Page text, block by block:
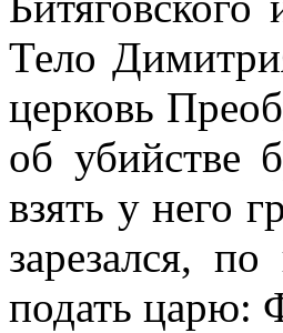
Тело
церковь
об убийстве
взять у него
зарезался,
подать царю: